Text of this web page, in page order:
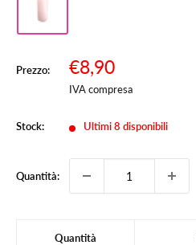
Prezzo:
Prezzo
scontato
€8,90
IVA compresa
Stock: Ultimi 8 disponibili
Quantità:
Quantità